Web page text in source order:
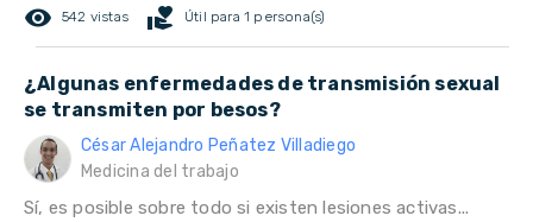
remove_red_eye 542 vistas volunteer_activism Útil para 1 persona(s)
¿Algunas enfermedades de transmisión sexual
se transmiten por besos?
César Alejandro Peñatez Villadiego
Medicina del trabajo
Sí, es posible sobre todo si existen lesiones activas...